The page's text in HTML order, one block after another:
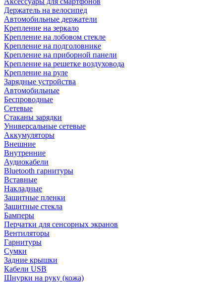
Держатель на велосипед
Автомобильные держатели
Крепление на зеркало
Крепление на лобовом стекле
Крепление на подголовнике
Крепление на приборной панели
Крепление на решетке воздуховода
Крепление на руле
Зарядные устройства
Автомобильные
Беспроводные
Сетевые
Стаканы зарядки
Универсальные сетевые
Аккумуляторы
Внешние
Внутренние
Аудиокабели
Bluetooth гарнитуры
Вставные
Накладные
Защитные пленки
Защитные стекла
Бамперы
Перчатки для сенсорных экранов
Вентиляторы
Гарнитуры
Сумки
Задние крышки
Кабели USB
Шнурки на руку (кожа)